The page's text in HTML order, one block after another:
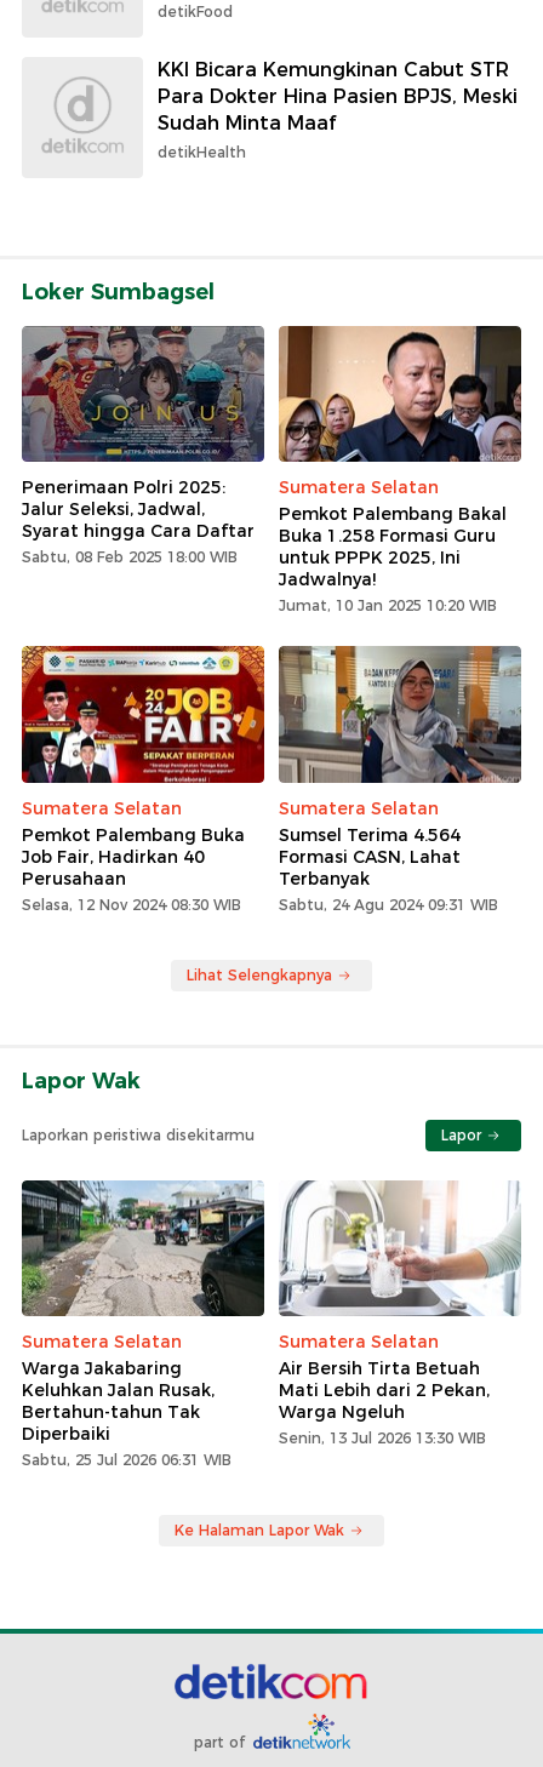
detikFood
KKI Bicara Kemungkinan Cabut STR
Para Dokter Hina Pasien BPJS, Meski
Sudah Minta Maaf
detikHealth
Loker Sumbagsel
Penerimaan Polri 2025:
Jalur Seleksi, Jadwal,
Syarat hingga Cara Daftar
Sabtu, 08 Feb 2025 18:00 WIB
Sumatera Selatan
Pemkot Palembang Bakal
Buka 1.258 Formasi Guru
untuk PPPK 2025, Ini
Jadwalnya!
Jumat, 10 Jan 2025 10:20 WIB
Sumatera Selatan
Pemkot Palembang Buka
Job Fair, Hadirkan 40
Perusahaan
Selasa, 12 Nov 2024 08:30 WIB
Sumatera Selatan
Sumsel Terima 4.564
Formasi CASN, Lahat
Terbanyak
Sabtu, 24 Agu 2024 09:31 WIB
Lihat Selengkapnya
Lapor Wak
Laporkan peristiwa disekitarmu Lapor
Sumatera Selatan
Warga Jakabaring
Keluhkan Jalan Rusak,
Bertahun-tahun Tak
Diperbaiki
Sabtu, 25 Jul 2026 06:31 WIB
Sumatera Selatan
Air Bersih Tirta Betuah
Mati Lebih dari 2 Pekan,
Warga Ngeluh
Senin, 13 Jul 2026 13:30 WIB
Ke Halaman Lapor Wak
part of